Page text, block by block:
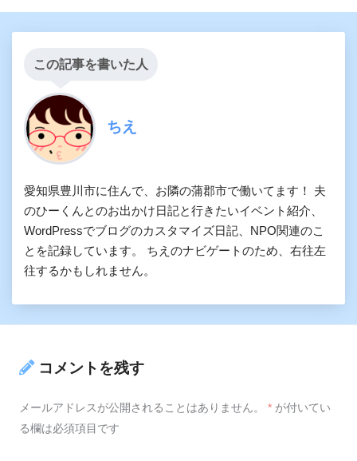
この記事を書いた人
ちえ
愛知県豊川市に住んで、お隣の蒲郡市で働いてます！ 夫
のひーくんとのお出かけ日記と行きたいイベント紹介、
WordPressでブログのカスタマイズ日記、NPO関連のこ
とを記録しています。 ちえのナビゲートのため、右往左
往するかもしれません。
コメントを残す
メールアドレスが公開されることはありません。 * が付いてい
る欄は必須項目です